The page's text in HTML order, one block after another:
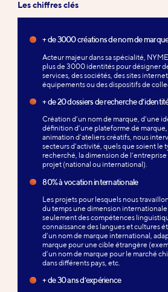
Les chiffres clés
+ de 3000 créations de nom de
Acteur majeur dans sa spécialité,
plus de 3000 identités pour désigner
services, des sociétés, des sites
équipements ou des dispositifs de
+ de 20 dossiers de recherche
Création d’un nom de marque, d’une
définition d’une plateforme de
animation d’ateliers créatifs, nous
secteurs d’activité, quels que soient le
recherché, la dimension de
projet (national ou international).
80% à vocation internationale
Les projets pour lesquels nous
du temps une dimension
seulement des compétences
connaissance des langues et cultures
d’un nom de marque international,
marque pour une cible étrangère
d’un nom de marque pour le marché
dans différents pays, etc.
+ de 30 ans d’expérience